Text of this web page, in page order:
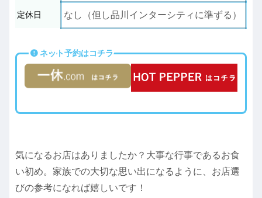
定休日 なし（但し品川インターシティに準ずる）
ネット予約はコチラ
気になるお店はありましたか？大事な行事であるお食
い初め。家族での大切な思い出になるように、お店選
びの参考になれば嬉しいです！